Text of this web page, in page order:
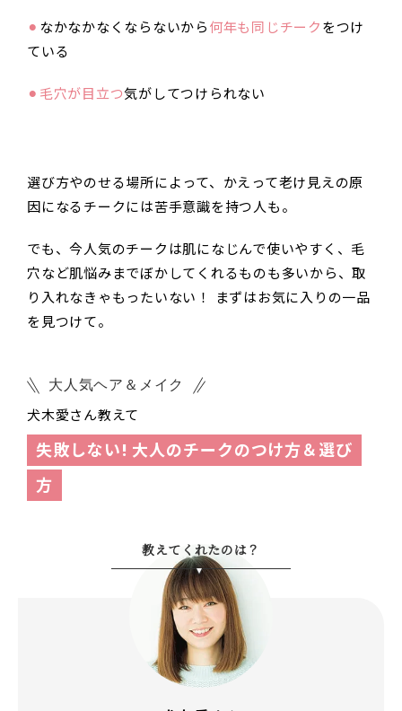
⚫︎ なかなかなくならないから何年も同じチークをつけ
ている
⚫︎ 毛穴が目立つ気がしてつけられない
選び方やのせる場所によって、かえって老け見えの原
因になるチークには苦手意識を持つ人も。
でも、今人気のチークは肌になじんで使いやすく、毛
穴など肌悩みまでぼかしてくれるものも多いから、取
り入れなきゃもったいない！ まずはお気に入りの一品
を見つけて。
大人気ヘア＆メイク
犬木愛さん教えて
失敗しない! 大人のチークのつけ方＆選び
方
教えてくれたのは？